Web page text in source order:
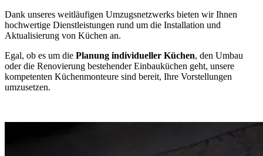
Dank unseres weitläufigen Umzugsnetzwerks bieten wir Ihnen
hochwertige Dienstleistungen rund um die Installation und
Aktualisierung von Küchen an.
Egal, ob es um die Planung individueller Küchen, den Umbau
oder die Renovierung bestehender Einbauküchen geht, unsere
kompetenten Küchenmonteure sind bereit, Ihre Vorstellungen
umzusetzen.